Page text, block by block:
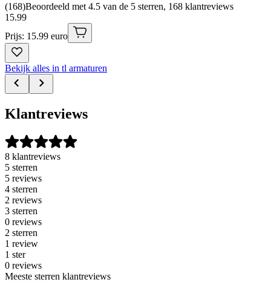
(168)Beoordeeld met 4.5 van de 5 sterren, 168 klantreviews
15.99
Prijs: 15.99 euro
Bekijk alles in tl armaturen
Klantreviews
8 klantreviews
5 sterren
5 reviews
4 sterren
2 reviews
3 sterren
0 reviews
2 sterren
1 review
1 ster
0 reviews
Meeste sterren klantreviews